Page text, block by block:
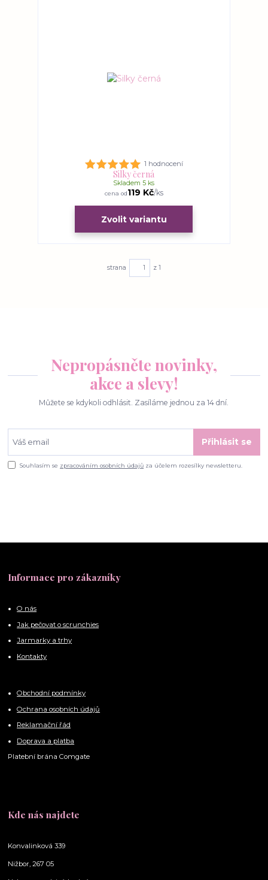
1 hodnocení
Silky černá
cena od119 Kč/ks
Skladem 5 ks
Zvolit variantu
strana z 1
Nepropásněte novinky,
akce a slevy!
Můžete se kdykoli odhlásit. Zasíláme jednou za 14 dní.
Přihlásit se
Souhlasím se zpracováním osobních údajů za účelem rozesílky newsletteru.
Informace pro zákazníky
O nás
Jak pečovat o scrunchies
Jarmarky a trhy
Kontakty
Obchodní podmínky
Ochrana osobních údajů
Reklamační řád
Doprava a platba
Platební brána Comgate
Kde nás najdete
Konvalinková 339
Nižbor, 267 05